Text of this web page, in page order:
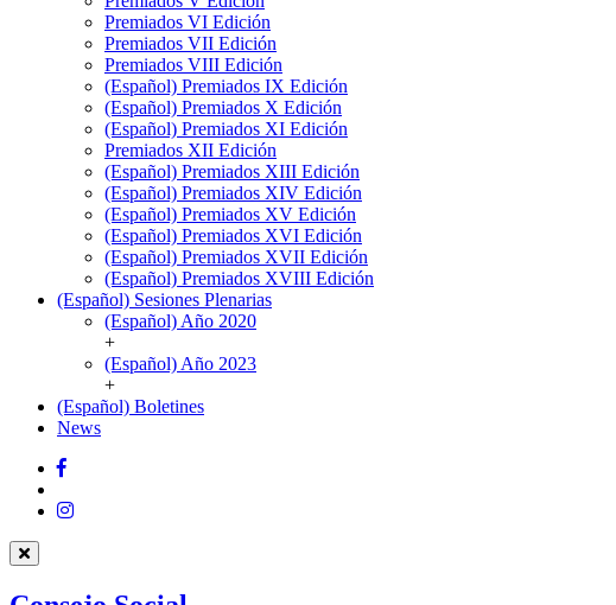
Premiados VI Edición
Premiados VII Edición
Premiados VIII Edición
(Español) Premiados IX Edición
(Español) Premiados X Edición
(Español) Premiados XI Edición
Premiados XII Edición
(Español) Premiados XIII Edición
(Español) Premiados XIV Edición
(Español) Premiados XV Edición
(Español) Premiados XVI Edición
(Español) Premiados XVII Edición
(Español) Premiados XVIII Edición
(Español) Sesiones Plenarias
(Español)
Sesiones
Plenarias
(Español) Año 2020
+
(Español) Año 2023
+
(Español) Boletines
News
Facebook
Instagram